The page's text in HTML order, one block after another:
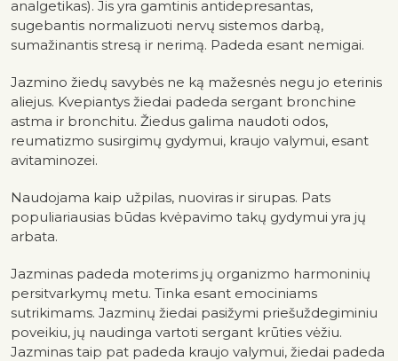
analgetikas). Jis yra gamtinis antidepresantas,
sugebantis normalizuoti nervų sistemos darbą,
sumažinantis stresą ir nerimą. Padeda esant nemigai.
Jazmino žiedų savybės ne ką mažesnės negu jo eterinis
aliejus. Kvepiantys žiedai padeda sergant bronchine
astma ir bronchitu. Žiedus galima naudoti odos,
reumatizmo susirgimų gydymui, kraujo valymui, esant
avitaminozei.
Naudojama kaip užpilas, nuoviras ir sirupas. Pats
populiariausias būdas kvėpavimo takų gydymui yra jų
arbata.
Jazminas padeda moterims jų organizmo harmoninių
persitvarkymų metu. Tinka esant emociniams
sutrikimams. Jazminų žiedai pasižymi priešuždegiminiu
poveikiu, jų naudinga vartoti sergant krūties vėžiu.
Jazminas taip pat padeda kraujo valymui, žiedai padeda